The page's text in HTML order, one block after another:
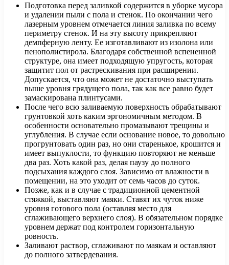
Подготовка перед заливкой содержится в уборке мусора
и удалении пыли с пола и стенок. По окончании чего
лазерным уровнем отмечается линия заливка по всему
периметру стенок. И на эту высоту прикрепляют
демпферную ленту. Ее изготавливают из изолона или
пенополистирола. Благодаря собственной вспененной
структуре, она имеет подходящую упругость, которая
защитит пол от растрескивания при расширении.
Допускается, что она может не достаточно выступать
выше уровня грядущего пола, так как все равно будет
замаскирована плинтусами.
После чего всю заливаемую поверхность обрабатывают
грунтовкой хоть каким эргономичным методом. В
особенности основательно промазывают трещины и
углубления. В случае если основание новое, то довольно
прогрунтовать один раз, но они старенькое, крошится и
имеет выпуклости, то функцию повторяют не меньше
два раз. Хоть какой раз, делая паузу до полного
подсыхания каждого слоя. Зависимо от влажности в
помещении, на это уходит от семь часов до суток.
Позже, как и в случае с традиционной цементной
стяжкой, выставляют маяки. Ставят их чуток ниже
уровня готового пола (оставляя место для
сглаживающего верхнего слоя). В обязательном порядке
уровнем держат под контролем горизонтальную
ровность.
Заливают раствор, сглаживают по маякам и оставляют
до полного затвердевания.